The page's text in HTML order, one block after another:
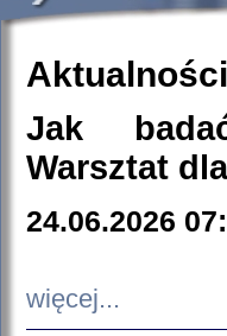
Aktualności
Jak
Warsztat
24.06.2026
więcej...